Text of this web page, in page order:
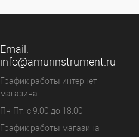
Email:
info@amurinstrument.ru
График работы интернет
магазина
Пн-Пт: с 9:00 до 18:00
График работы магазина